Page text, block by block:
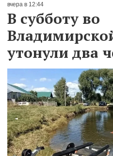
вчера в 12:44
В субботу во
утонули два